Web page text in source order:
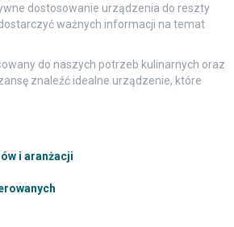
dostosowanie urządzenia do reszty
ważnych informacji na temat
do naszych potrzeb kulinarnych oraz
znaleźć idealne urządzenie, które
i aranżacji